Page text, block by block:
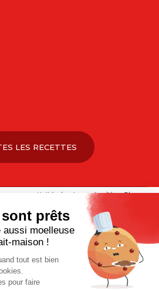
LES RECETTES
une activité physique régulière. Plus
www.mangerbouger.fr